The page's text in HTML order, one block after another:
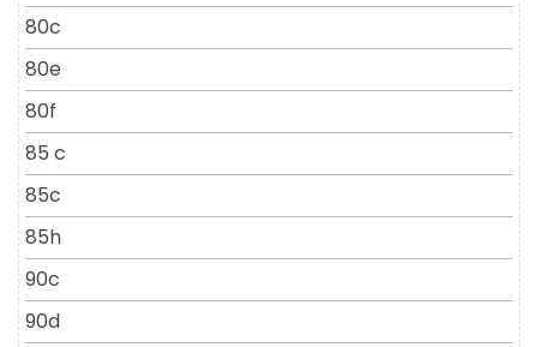
80c
80e
80f
85 c
85c
85h
90c
90d